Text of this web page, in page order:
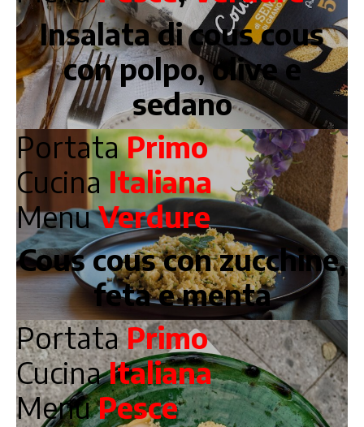
Insalata di cous cous
con polpo, olive e
sedano
PortataPrimo
CucinaItaliana
MenuVerdure
Cous cous con zucchine,
feta e menta
PortataPrimo
CucinaItaliana
MenuPesce